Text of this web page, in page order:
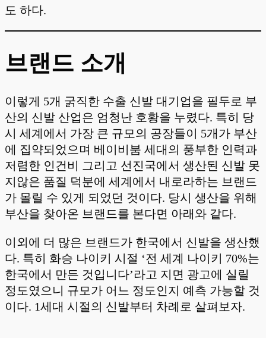
도 하다.
브랜드 소개
이렇게 5개 굵직한 수출 신발 대기업을 필두로 부
산의 신발 산업은 엄청난 호황을 누렸다. 특히 당
시 세계에서 가장 큰 규모의 공장들이 5개가 부산
에 집약되었으며 베이비붐 세대의 풍부한 인력과
저렴한 인건비 그리고 선진국에서 생산된 신발 못
지않은 품질 덕분에 세계에서 내로라하는 브랜드
가 몰릴 수 있게 되었던 것이다. 당시 생산을 위해
부산을 찾아온 브랜드를 본다면 아래와 같다.
이외에 더 많은 브랜드가 한국에서 신발을 생산했
다. 특히 화승 나이키 시절 ‘전 세계 나이키 70%는
한국에서 만든 것입니다’라고 지면 광고에 실릴
정도였으니 규모가 어느 정도인지 예측 가능할 것
이다. 1세대 시절의 신발부터 차례로 살펴보자.